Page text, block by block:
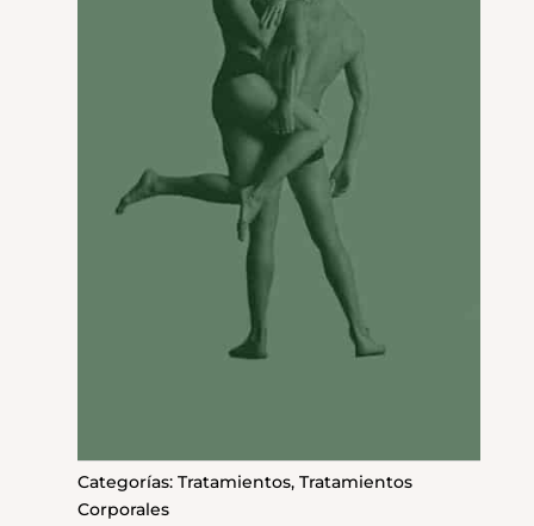
Categorías: Tratamientos, Tratamientos
Corporales